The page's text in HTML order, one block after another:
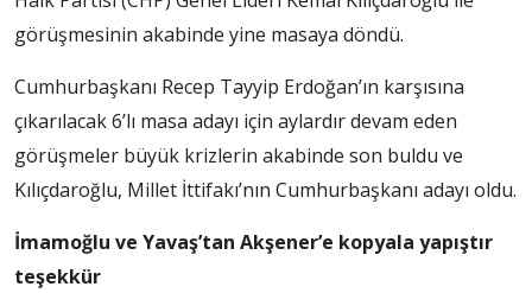
görüşmesinin akabinde yine masaya döndü.
Cumhurbaşkanı Recep Tayyip Erdoğan’ın karşısına
çıkarılacak 6’lı masa adayı için aylardır devam eden
görüşmeler büyük krizlerin akabinde son buldu ve
Kılıçdaroğlu, Millet İttifakı’nın Cumhurbaşkanı adayı oldu.
İmamoğlu ve Yavaş’tan Akşener’e kopyala yapıştır
teşekkür